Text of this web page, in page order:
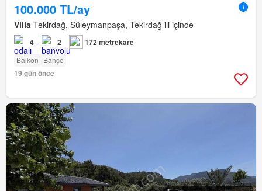
100.000 TL/ay
Villa Tekirdağ, Süleymanpaşa, Tekirdağ ili içinde
4 2 172 metrekare
Balkon Bahçe
19 gün önce